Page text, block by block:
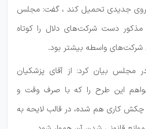
جدیدی تحمیل کند ، گفت: مجلس
دست شرکت‌های دلال را کوتاه
شرکت‌های واسطه بیشتر بود.
در مجلس بیان کرد: از آقای پزشکیان
این طرح را که با صرف وقت و
کاری هم شده، در قالب لایحه به